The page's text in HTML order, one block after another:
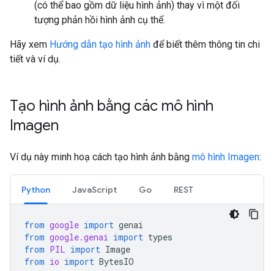
(có thể bao gồm dữ liệu hình ảnh) thay vì một đối
tượng phản hồi hình ảnh cụ thể.
Hãy xem Hướng dẫn tạo hình ảnh để biết thêm thông tin chi
tiết và ví dụ.
Tạo hình ảnh bằng các mô hình
Imagen
Ví dụ này minh hoạ cách tạo hình ảnh bằng mô hình Imagen:
Python JavaScript Go REST
from google import genai
from google.genai import types
from PIL import Image
from io import BytesIO